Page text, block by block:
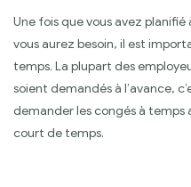
Une fois que vous avez planifié
vous aurez besoin, il est
temps. La plupart des
soient demandés à l’avance,
demander les congés à temps
court de temps.